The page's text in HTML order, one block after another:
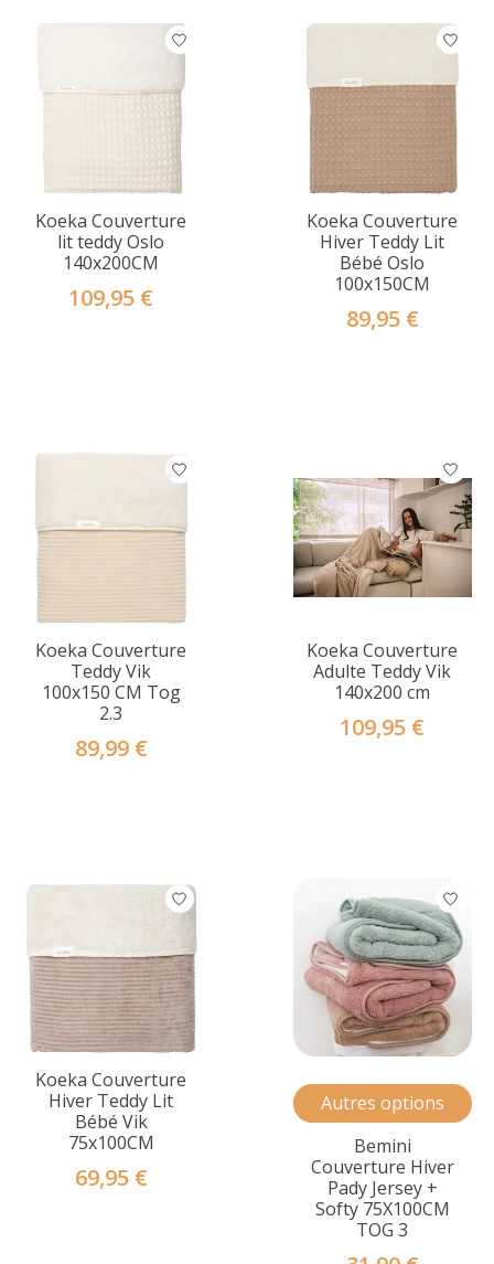
Koeka Couverture
lit teddy Oslo
140x200CM
109,95 €
Koeka Couverture
Hiver Teddy Lit
Bébé Oslo
100x150CM
89,95 €
Koeka Couverture
Teddy Vik
100x150 CM Tog
2.3
89,99 €
Koeka Couverture
Adulte Teddy Vik
140x200 cm
109,95 €
Koeka Couverture
Hiver Teddy Lit
Bébé Vik
75x100CM
69,95 €
Autres options
Bemini
Couverture Hiver
Pady Jersey +
Softy 75X100CM
TOG 3